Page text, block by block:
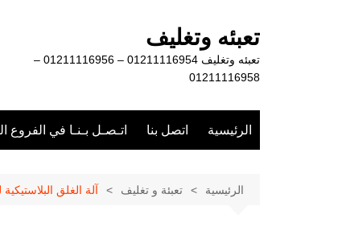
تعبئه وتغليف
تعبئه وتغليف 01211116954 – 01211116956 –
01211116958
الرئيسية اتصل بنا اتـصـل بـنـا في الفروع
الرئيسية تعبئة و تغليف آلة الغلق